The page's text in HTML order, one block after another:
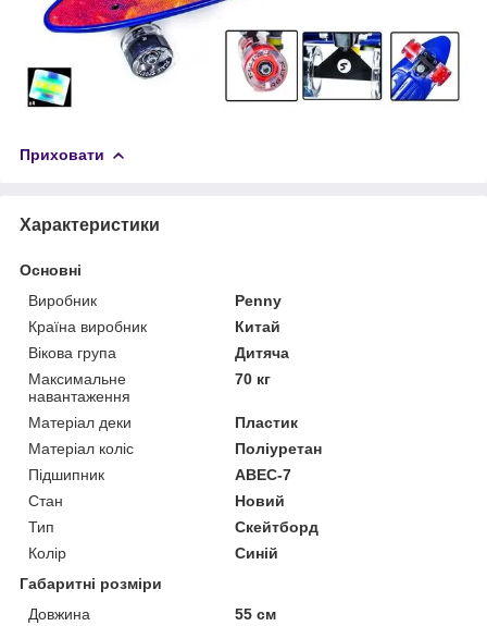
Приховати
Характеристики
Основні
Виробник
Penny
Країна виробник
Китай
Вікова група
Дитяча
Максимальне
навантаження
70 кг
Матеріал деки
Пластик
Матеріал коліс
Поліуретан
Підшипник
ABEC-7
Стан
Новий
Тип
Скейтборд
Колір
Синій
Габаритні розміри
Довжина
55 см